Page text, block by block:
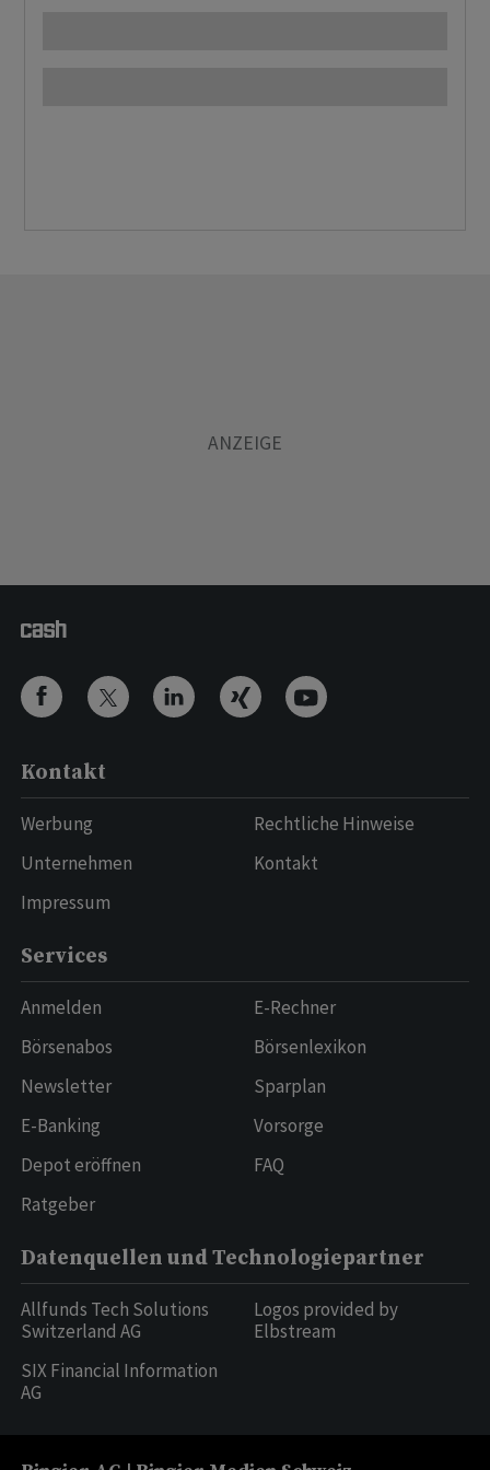
Kontakt
Werbung
Unternehmen
Impressum
Rechtliche Hinweise
Kontakt
Services
Anmelden
Börsenabos
Newsletter
E-Banking
Depot eröffnen
Ratgeber
E-Rechner
Börsenlexikon
Sparplan
Vorsorge
FAQ
Datenquellen und Technologiepartner
Allfunds Tech Solutions
Switzerland AG
SIX Financial Information
AG
Logos provided by
Elbstream